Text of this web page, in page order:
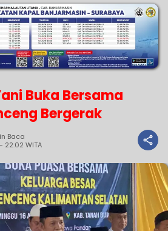
Buka Bersama
Bergerak
Baca
22:02 WITA